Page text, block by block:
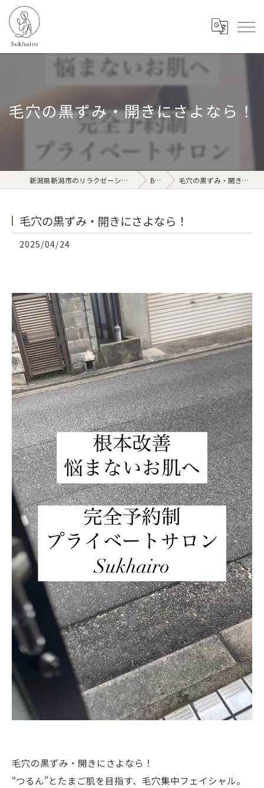
毛穴の黒ずみ・開きにさよなら！
新潟県新潟市のリラクゼーションならSukhairo Blog 毛穴の黒ずみ・開きにさよなら！
毛穴の黒ずみ・開きにさよなら！
2025/04/24
毛穴の黒ずみ・開きにさよなら！
“つるん”とたまご肌を目指す、毛穴集中フェイシャル。